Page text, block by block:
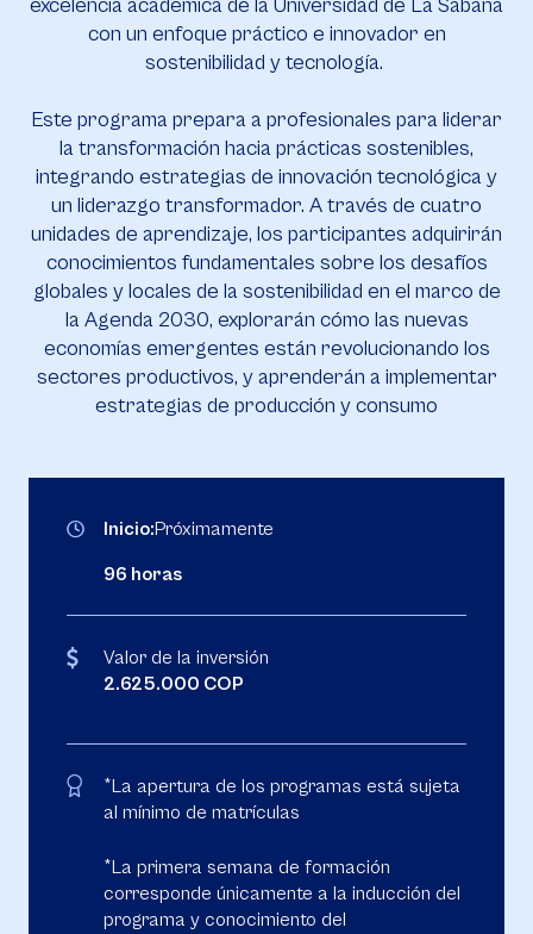
excelencia académica de la Universidad de La Sabana
con un enfoque práctico e innovador en
sostenibilidad y tecnología.
Este programa prepara a profesionales para liderar
la transformación hacia prácticas sostenibles,
integrando estrategias de innovación tecnológica y
un liderazgo transformador. A través de cuatro
unidades de aprendizaje, los participantes adquirirán
conocimientos fundamentales sobre los desafíos
globales y locales de la sostenibilidad en el marco de
la Agenda 2030, explorarán cómo las nuevas
economías emergentes están revolucionando los
sectores productivos, y aprenderán a implementar
estrategias de producción y consumo
Inicio:Próximamente
96 horas
Valor de la inversión
2.625.000 COP
*La apertura de los programas está sujeta
al mínimo de matrículas
*La primera semana de formación
corresponde únicamente a la inducción del
programa y conocimiento del